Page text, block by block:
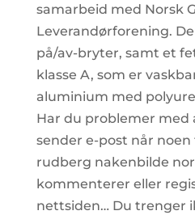
samarbeid med Norsk
Leverandørforening.
på/av-bryter, samt et
klasse A, som er
aluminium med
Har du problemer med
sender e-post når
rudberg nakenbilde
kommenterer eller
nettsiden… Du trenger